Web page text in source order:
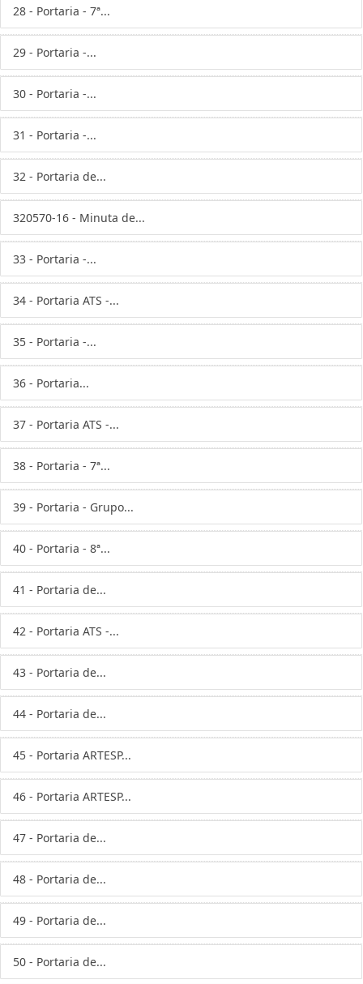
28 - Portaria - 7ª...
29 - Portaria -...
30 - Portaria -...
31 - Portaria -...
32 - Portaria de...
320570-16 - Minuta de...
33 - Portaria -...
34 - Portaria ATS -...
35 - Portaria -...
36 - Portaria...
37 - Portaria ATS -...
38 - Portaria - 7ª...
39 - Portaria - Grupo...
40 - Portaria - 8ª...
41 - Portaria de...
42 - Portaria ATS -...
43 - Portaria de...
44 - Portaria de...
45 - Portaria ARTESP...
46 - Portaria ARTESP...
47 - Portaria de...
48 - Portaria de...
49 - Portaria de...
50 - Portaria de...